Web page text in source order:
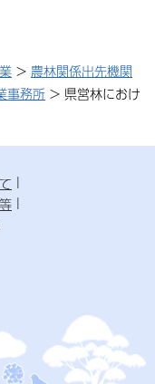
> 農林関係出先機関
事務所 > 県営林におけ